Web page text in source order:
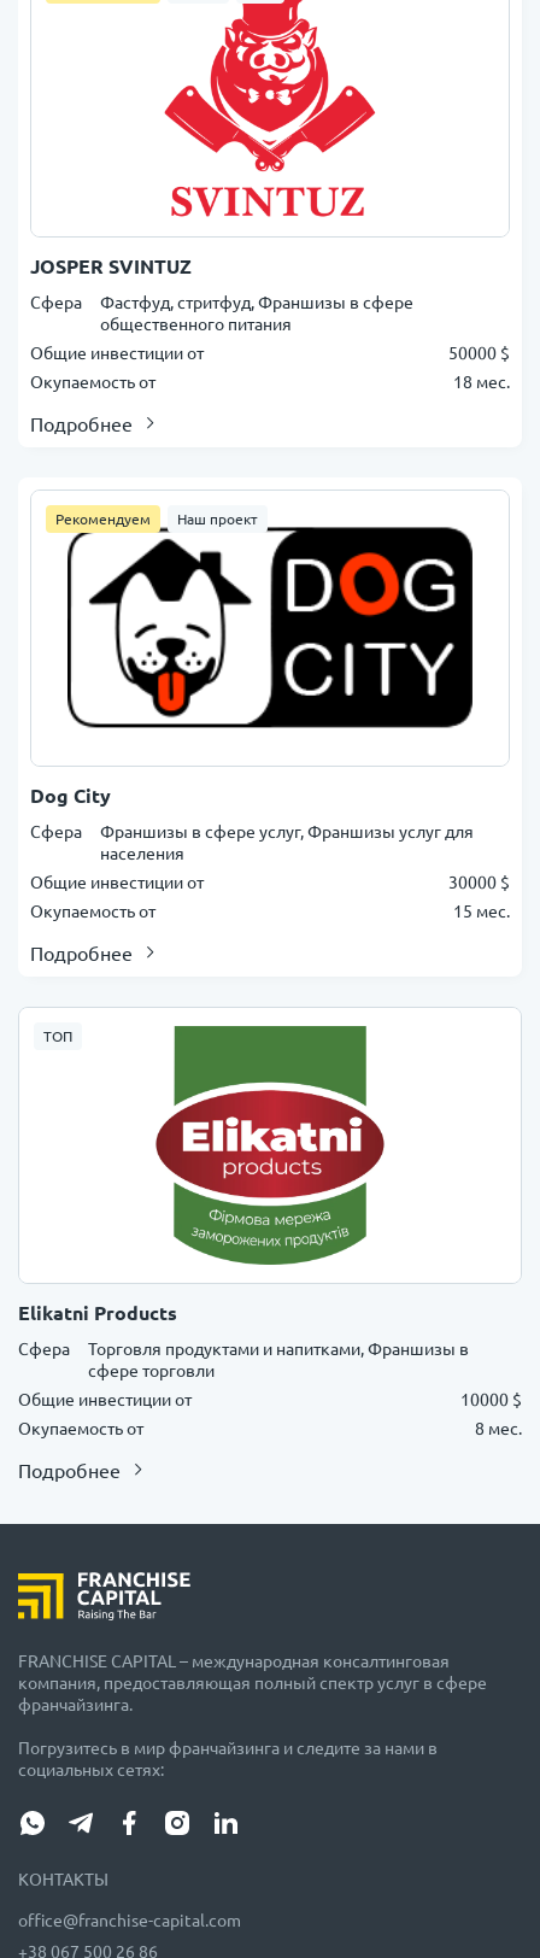
JOSPER SVINTUZ
Сфера
Фастфуд, стритфуд, Франшизы в сфере
общественного питания
Общие инвестиции от
50000 $
Окупаемость от
18 мес.
Подробнее
Рекомендуем Наш проект
Dog City
Сфера
Франшизы в сфере услуг, Франшизы услуг для
населения
Общие инвестиции от
30000 $
Окупаемость от
15 мес.
Подробнее
ТОП
Elikatni Products
Сфера
Торговля продуктами и напитками, Франшизы в
сфере торговли
Общие инвестиции от
10000 $
Окупаемость от
8 мес.
Подробнее
FRANCHISE CAPITAL – международная консалтинговая
компания, предоставляющая полный спектр услуг в сфере
франчайзинга.
Погрузитесь в мир франчайзинга и следите за нами в
социальных сетях:
КОНТАКТЫ
office@franchise-capital.com
+38 067 500 26 86